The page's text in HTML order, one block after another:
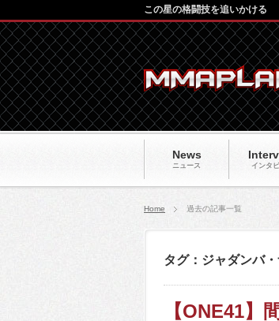
News
ニュース インタ
この星の格闘技を追いかける
Home 過去の記事一覧
タグ：ジャダンバ
【ONE41